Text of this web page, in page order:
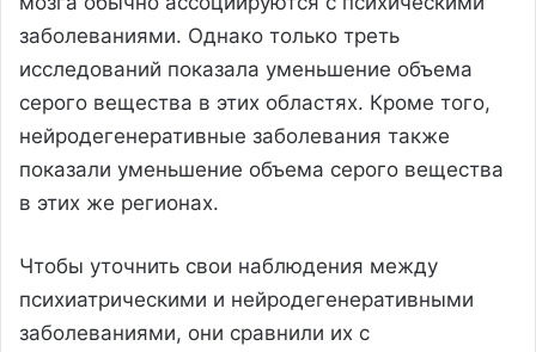
заболеваниями. Однако только треть
исследований показала уменьшение объема
серого вещества в этих областях. Кроме того,
нейродегенеративные заболевания также
показали уменьшение объема серого вещества
в этих же регионах.
Чтобы уточнить свои наблюдения между
психиатрическими и нейродегенеративными
заболеваниями, они сравнили их с